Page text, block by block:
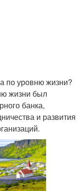
по уровню жизни?
жизни был
банка,
и развития